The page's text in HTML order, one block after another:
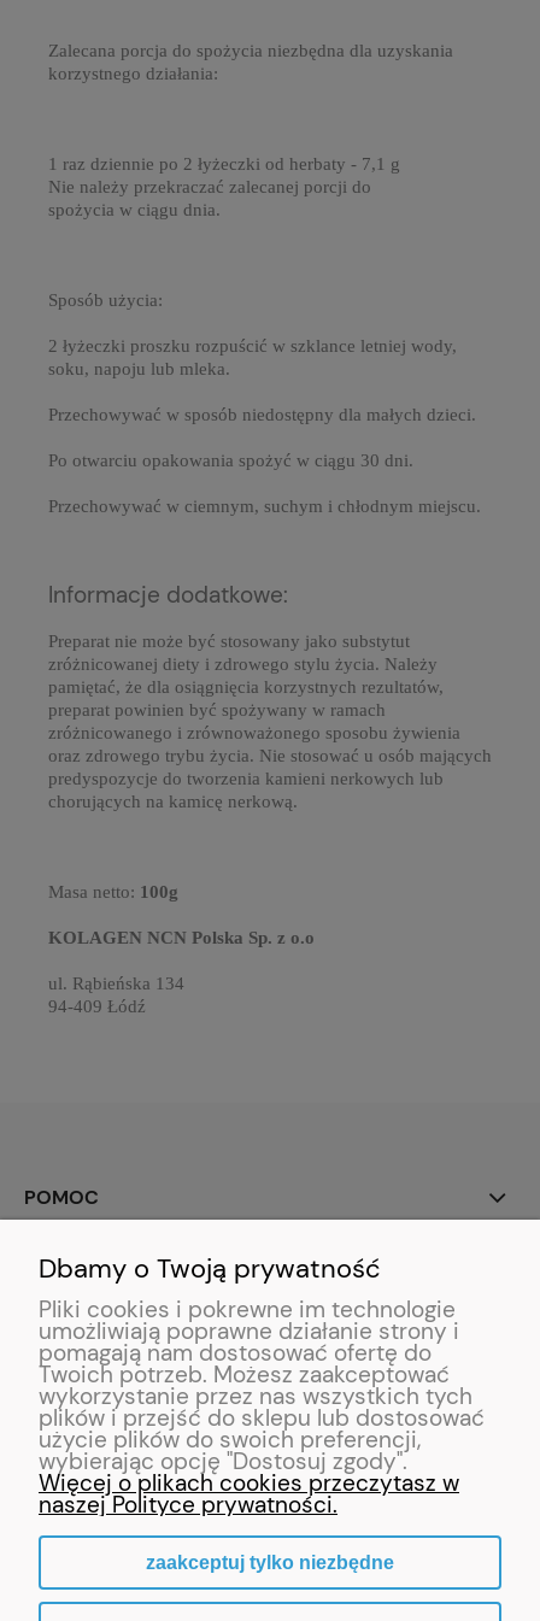
Zalecana porcja do spożycia niezbędna dla uzyskania
korzystnego działania:
1 raz dziennie po 2 łyżeczki od herbaty - 7,1 g
Nie należy przekraczać zalecanej porcji do
spożycia w ciągu dnia.
Sposób użycia:
2 łyżeczki proszku rozpuścić w szklance letniej wody,
soku, napoju lub mleka.
Przechowywać w sposób niedostępny dla małych dzieci.
Po otwarciu opakowania spożyć w ciągu 30 dni.
Przechowywać w ciemnym, suchym i chłodnym miejscu.
Informacje dodatkowe:
Preparat nie może być stosowany jako substytut
zróżnicowanej diety i zdrowego stylu życia. Należy
pamiętać, że dla osiągnięcia korzystnych rezultatów,
preparat powinien być spożywany w ramach
zróżnicowanego i zrównoważonego sposobu żywienia
oraz zdrowego trybu życia. Nie stosować u osób mających
predyspozycje do tworzenia kamieni nerkowych lub
chorujących na kamicę nerkową.
Masa netto: 100g
KOLAGEN NCN Polska Sp. z o.o
ul. Rąbieńska 134
94-409 Łódź
POMOC
MOJE KONTO
PŁATNOŚCI I DOSTAWA
INFORMACJE
O NAS
pokaż pełną wersję strony
Dbamy o Twoją prywatność
Pliki cookies i pokrewne im technologie
umożliwiają poprawne działanie strony i
pomagają nam dostosować ofertę do
Twoich potrzeb. Możesz zaakceptować
wykorzystanie przez nas wszystkich tych
plików i przejść do sklepu lub dostosować
użycie plików do swoich preferencji,
wybierając opcję "Dostosuj zgody".
Więcej o plikach cookies przeczytasz w
naszej Polityce prywatności.
zaakceptuj tylko niezbędne